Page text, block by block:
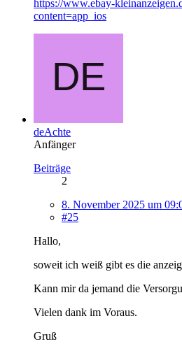
https://www.ebay-
content=app_ios
deAchte
Anfänger
Beiträge
2
8. November 2025 um
#25
Hallo,
soweit ich weiß gibt es die
Kann mir da jemand die
Vielen dank im Voraus.
Gruß